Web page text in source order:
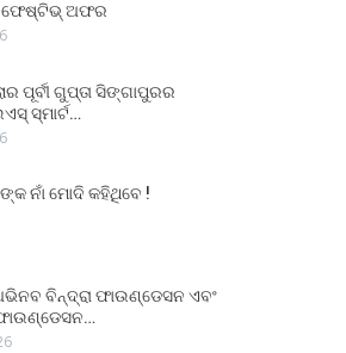
ଫେଷ୍ଟିଭ୍ ଅଫର
ପୂର୍ବୀ ଗୁପ୍ତା ସିଙ୍ଗାପୁରର
ସ୍ମାର୍ଟ…
ନାଁ ମୋଦି କହିଥିବେ !
ବିନ୍ଦ୍ରା ଫାଉଣ୍ଡେସନ ଏବଂ